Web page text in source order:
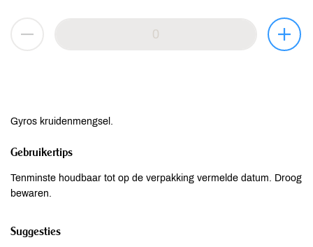
Gyros kruidenmengsel.
Gebruikertips
Tenminste houdbaar tot op de verpakking vermelde datum. Droog
bewaren.
Suggesties